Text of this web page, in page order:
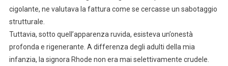
cigolante, ne valutava la fattura come se cercasse un sabotaggio
strutturale.
Tuttavia, sotto quell’apparenza ruvida, esisteva un’onestà
profonda e rigenerante. A differenza degli adulti della mia
infanzia, la signora Rhode non era mai selettivamente crudele.